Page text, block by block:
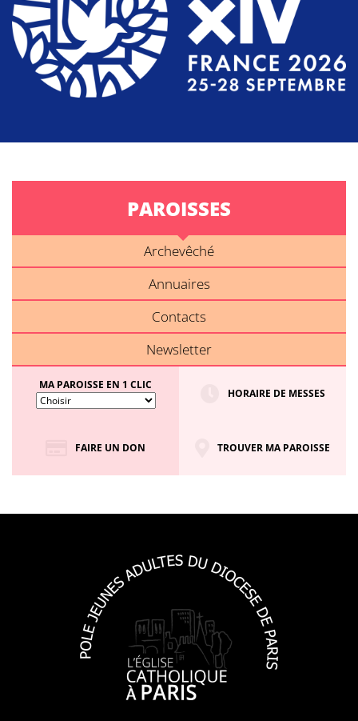
PAROISSES
Archevêché
Annuaires
Contacts
Newsletter
MA PAROISSE EN 1 CLIC
HORAIRE DE MESSES
FAIRE UN DON TROUVER MA PAROISSE